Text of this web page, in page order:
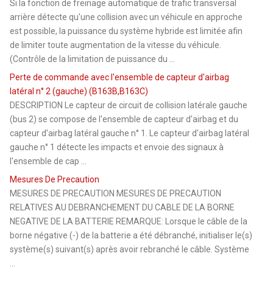
Si la fonction de freinage automatique de trafic transversal
arrière détecte qu'une collision avec un véhicule en approche
est possible, la puissance du système hybride est limitée afin
de limiter toute augmentation de la vitesse du véhicule.
(Contrôle de la limitation de puissance du ...
Perte de commande avec l'ensemble de capteur d'airbag
latéral n° 2 (gauche) (B163B,B163C)
DESCRIPTION Le capteur de circuit de collision latérale gauche
(bus 2) se compose de l'ensemble de capteur d'airbag et du
capteur d'airbag latéral gauche n° 1. Le capteur d'airbag latéral
gauche n° 1 détecte les impacts et envoie des signaux à
l'ensemble de cap ...
Mesures De Precaution
MESURES DE PRECAUTION MESURES DE PRECAUTION
RELATIVES AU DEBRANCHEMENT DU CABLE DE LA BORNE
NEGATIVE DE LA BATTERIE REMARQUE: Lorsque le câble de la
borne négative (-) de la batterie a été débranché, initialiser le(s)
système(s) suivant(s) après avoir rebranché le câble. Système